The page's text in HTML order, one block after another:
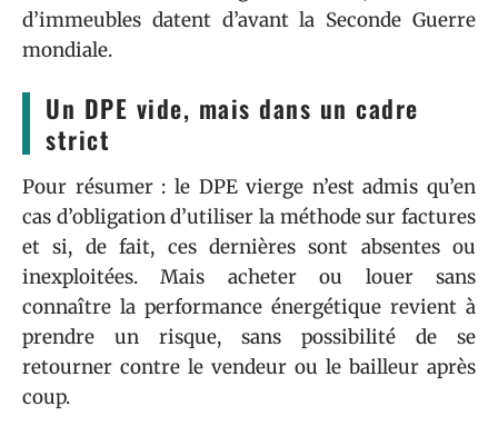
d’immeubles datent d’avant la Seconde Guerre
mondiale.
Un DPE vide, mais dans un cadre
strict
Pour résumer : le DPE vierge n’est admis qu’en
cas d’obligation d’utiliser la méthode sur factures
et si, de fait, ces dernières sont absentes ou
inexploitées. Mais acheter ou louer sans
connaître la performance énergétique revient à
prendre un risque, sans possibilité de se
retourner contre le vendeur ou le bailleur après
coup.